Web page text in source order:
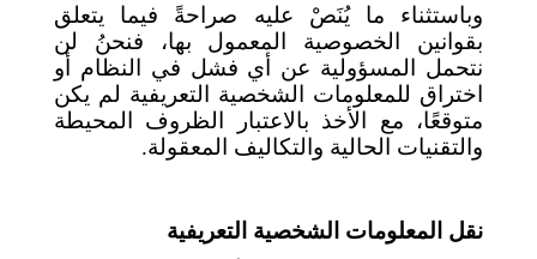
وباستثناء ما يُنَصْ عليه صراحةً فيما يتعلق
بقوانين الخصوصية المعمول بها، فنحنُ لن
نتحمل المسؤولية عن أي فشل في النظام أو
اختراق للمعلومات الشخصية التعريفية لم يكن
متوقعًا، مع الأخذ بالاعتبار الظروف المحيطة
والتقنيات الحالية والتكاليف المعقولة.
نقل المعلومات الشخصية التعريفية